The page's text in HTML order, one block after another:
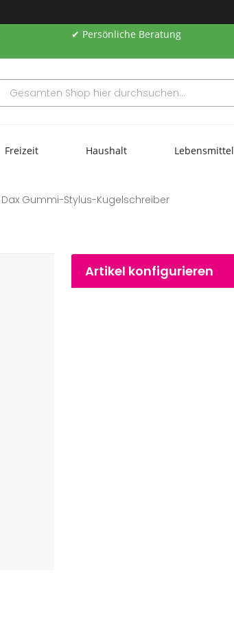
✔ Persönliche Beratung
Freizeit Haushalt Lebensmittel
Dax Gummi-Stylus-Kugelschreiber
Artikel konfigurieren